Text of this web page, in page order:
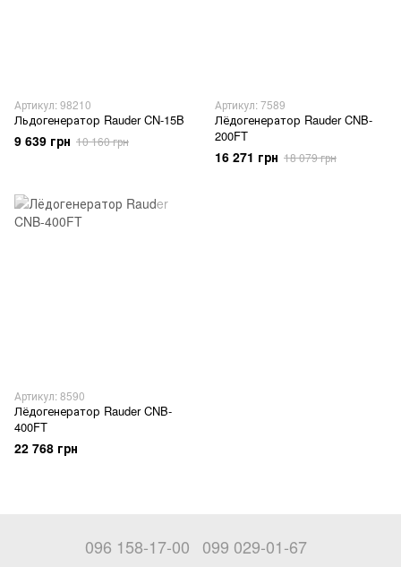
Артикул: 98210
Льдогенератор Rauder CN-15B
9 639 грн 10 160 грн
Артикул: 7589
Лёдогенератор Rauder CNB-
200FT
16 271 грн 18 079 грн
Артикул: 8590
Лёдогенератор Rauder CNB-
400FT
22 768 грн
096 158-17-00 099 029-01-67